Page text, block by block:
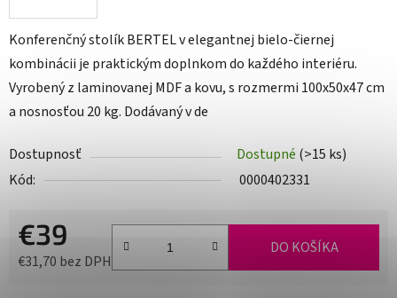
Konferenčný stolík BERTEL v elegantnej bielo-čiernej
kombinácii je praktickým doplnkom do každého interiéru.
Vyrobený z laminovanej MDF a kovu, s rozmermi 100x50x47 cm
a nosnosťou 20 kg. Dodávaný v de
Dostupnosť Dostupné (>15 ks)
Kód:
0000402331
€39
€31,70 bez DPH
DO KOŠÍKA